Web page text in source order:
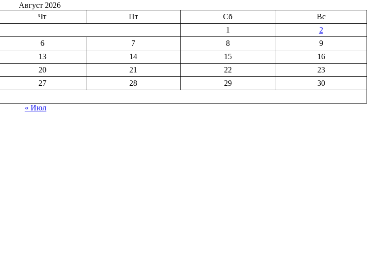
Август 2026
Чт Пт Сб
Вс
1
2
6 7 8
9
13 14 15
16
20 21 22
23
27 28 29
30
« Июл